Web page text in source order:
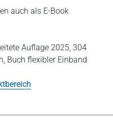
auch als E-Book
Auflage 2025, 304
Buch flexibler Einband